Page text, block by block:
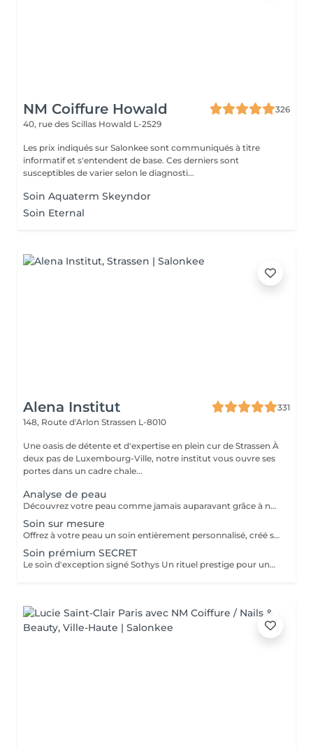
NM Coiffure Howald
326
40, rue des Scillas Howald L-2529
Les prix indiqués sur Salonkee sont communiqués à titre
informatif et s'entendent de base. Ces derniers sont
susceptibles de varier selon le diagnosti...
Soin Aquaterm Skeyndor
Soin Eternal
Alena Institut
331
148, Route d'Arlon Strassen L-8010
Une oasis de détente et d'expertise en plein cur de Strassen À
deux pas de Luxembourg-Ville, notre institut vous ouvre ses
portes dans un cadre chale...
Analyse de peau
Découvrez votre peau comme jamais auparavant grâce à notre diagnostic cutané avancé. À l'aide d'un analyseur professionnel et de l'oeil expert de votre esthéticienne, nous évaluons différents paramètres essentiels tels que l'hydratation, le sébum, la profondeur des rides , l'état de votre barrière cutané et beaucoup d'autre mesures afin d'obtenir une vision précise de l'état de votre peau. Cette analyse nous permet de cibler vos besoins réels et de vous orienter vers les soins et les produits les plus adaptés pour optimiser vos résultats. Un véritable point de départ pour construire une routine beauté efficace et personnalisée. Diagnostic offert lorsqu'il est réalisé dans le cadre d'un soin ou à l'achat de produits.
Soin sur mesure
Offrez à votre peau un soin entièrement personnalisé, créé sur mesure par votre experte Sothys selon ses besoins du moment. Grâce à un analyseur professionnel et à l'il expert de votre esthéticienne, nous évaluons différents paramètres essentiels : hydratation, sébum, profondeur des rides, état de la barrière cutanée et bien d'autres mesures. Ce diagnostic précis permet d'identifier les besoins réels de votre peau et d'adapter chaque étape du soin : nettoyage profond, exfoliation ciblée, modelage expert, masque haute performance et sélection d'actifs Sothys selon votre objectif hydratation, éclat, apaisement, anti-âge ou pureté. Un seul soin, des milliers de possibilités, pour rééquilibrer votre peau et révéler un teint plus lumineux, plus lisse et plus uniforme dès la première séance. Un véritable point de départ pour construire une routine beauté efficace, avec des soins et des produits parfaitement adaptés à votre peau.
Soin prémium SECRET
Le soin d'exception signé Sothys Un rituel prestige pour une transformation visible de la peau et une expérience sensorielle incomparable. Ce soin d'exception combine des manoeuvres expertes Sothys, des textures nobles, un double modelage visage sur-mesure et un masque haute performance pour lisser, repulper et illuminer intensément la peau. Grâce à une séquence unique de gestes précis et enveloppants, le Rituel Secret offre un moment de lâcher-prise total et des résultats visibles dès la première séance : peau éclatante, lissée, revitalisée et profondément nourrie. Un soin rare, élégant, pensé pour les clientes exigeantes qui recherchent : - une expérience prémium, - des résultats anti-âge visibles rapidement, - un moment d'exception, hors du temps, réservé aux instituts experts Sothys.